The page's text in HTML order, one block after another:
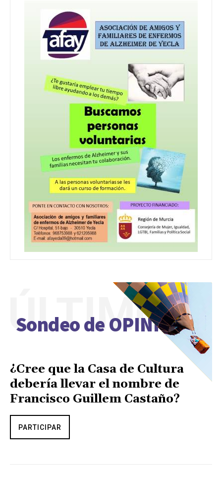
Sondeo de OPINIÓN
ÚLTIMO
¿Cree que la Casa de Cultura
debería llevar el nombre de
Francisco Guillem Castaño?
PARTICIPAR